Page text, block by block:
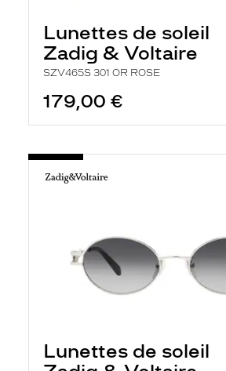
Lunettes de soleil
Zadig & Voltaire
SZV465S 301 OR ROSE
179,00 €
Lunettes de soleil